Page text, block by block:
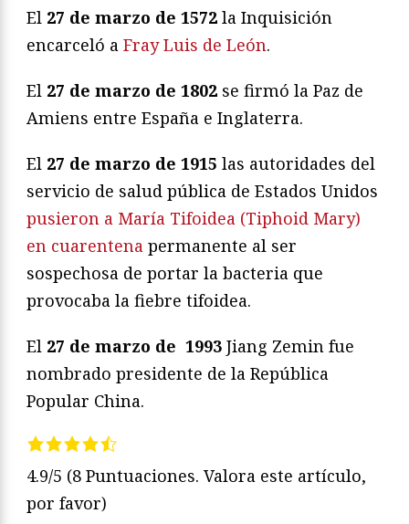
El 27 de marzo de 1572 la Inquisición
encarceló a Fray Luis de León.
El 27 de marzo de 1802 se firmó la Paz de
Amiens entre España e Inglaterra.
El 27 de marzo de 1915 las autoridades del
servicio de salud pública de Estados Unidos
pusieron a María Tifoidea (Tiphoid Mary)
en cuarentena permanente al ser
sospechosa de portar la bacteria que
provocaba la fiebre tifoidea.
El 27 de marzo de 1993 Jiang Zemin fue
nombrado presidente de la República
Popular China.
4.9/5 (8 Puntuaciones. Valora este artículo,
por favor)